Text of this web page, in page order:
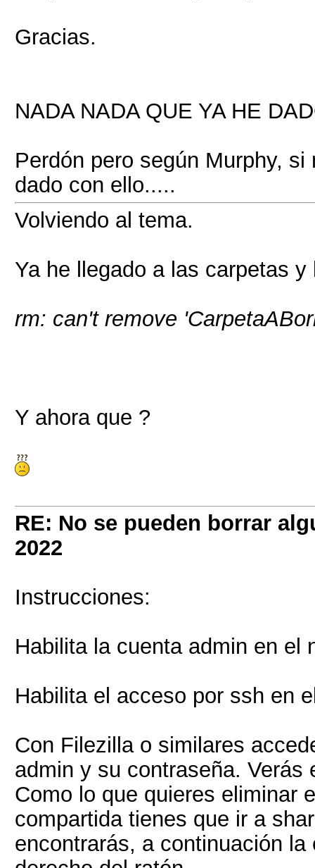
Gracias.
NADA NADA QUE YA HE
Perdón pero según Murphy,
dado con ello.....
Volviendo al tema.
Ya he llegado a las carpetas
rm: can't remove
Y ahora que ?
RE: No se pueden borrar
2022
Instrucciones:
Habilita la cuenta admin en el
Habilita el acceso por ssh en
Con Filezilla o similares
admin y su contraseña.
Como lo que quieres eliminar
compartida tienes que ir a
encontrarás, a continuación